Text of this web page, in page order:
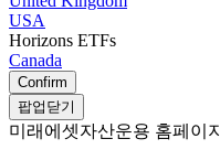
USA
Horizons ETFs
Canada
Confirm
팝업닫기
미래에셋자산운용 홈페이지